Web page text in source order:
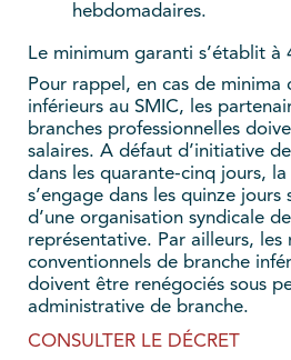
hebdomadaires.
Le minimum garanti s’établit à
Pour rappel, en cas de minima
inférieurs au SMIC, les
branches professionnelles
salaires. A défaut d’initiative
dans les quarante-cinq jours,
s’engage dans les quinze
d’une organisation syndicale
représentative. Par ailleurs, les
conventionnels de branche
doivent être renégociés sous
administrative de branche.
CONSULTER LE DÉCRET